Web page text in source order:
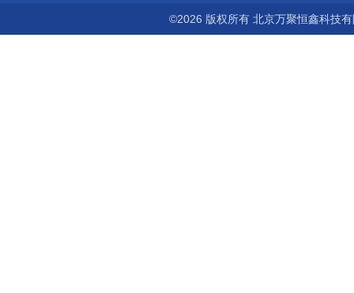
©2026 版权所有 北京万聚恒鑫科技